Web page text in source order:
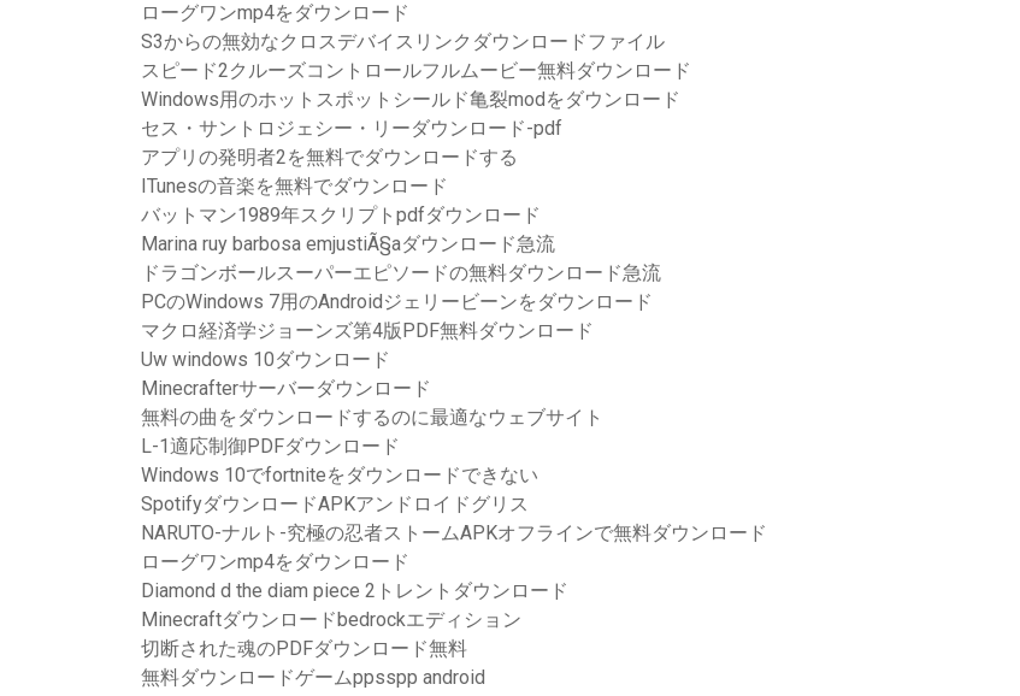
ローグワンmp4をダウンロード
S3からの無効なクロスデバイスリンクダウンロードファイル
スピード2クルーズコントロールフルムービー無料ダウンロード
Windows用のホットスポットシールド亀裂modをダウンロード
セス・サントロジェシー・リーダウンロード-pdf
アプリの発明者2を無料でダウンロードする
ITunesの音楽を無料でダウンロード
バットマン1989年スクリプトpdfダウンロード
Marina ruy barbosa emjustiÃ§aダウンロード急流
ドラゴンボールスーパーエピソードの無料ダウンロード急流
PCのWindows 7用のAndroidジェリービーンをダウンロード
マクロ経済学ジョーンズ第4版PDF無料ダウンロード
Uw windows 10ダウンロード
Minecrafterサーバーダウンロード
無料の曲をダウンロードするのに最適なウェブサイト
L-1適応制御PDFダウンロード
Windows 10でfortniteをダウンロードできない
SpotifyダウンロードAPKアンドロイドグリス
NARUTO-ナルト-究極の忍者ストームAPKオフラインで無料ダウンロード
ローグワンmp4をダウンロード
Diamond d the diam piece 2トレントダウンロード
Minecraftダウンロードbedrockエディション
切断された魂のPDFダウンロード無料
無料ダウンロードゲームppsspp android